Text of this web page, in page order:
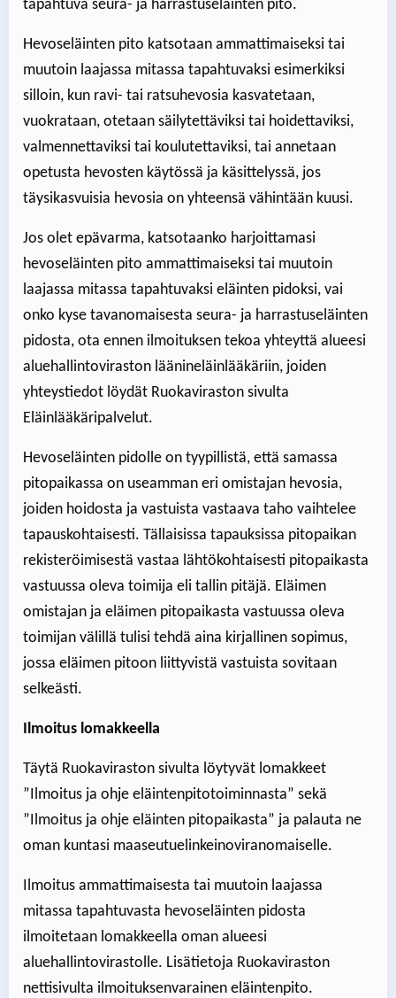
tapahtuva seura- ja harrastuseläinten pito.
Hevoseläinten pito katsotaan ammattimaiseksi tai
muutoin laajassa mitassa tapahtuvaksi esimerkiksi
silloin, kun ravi- tai ratsuhevosia kasvatetaan,
vuokrataan, otetaan säilytettäviksi tai hoidettaviksi,
valmennettaviksi tai koulutettaviksi, tai annetaan
opetusta hevosten käytössä ja käsittelyssä, jos
täysikasvuisia hevosia on yhteensä vähintään kuusi.
Jos olet epävarma, katsotaanko harjoittamasi
hevoseläinten pito ammattimaiseksi tai muutoin
laajassa mitassa tapahtuvaksi eläinten pidoksi, vai
onko kyse tavanomaisesta seura- ja harrastuseläinten
pidosta, ota ennen ilmoituksen tekoa yhteyttä alueesi
aluehallintoviraston läänineläinlääkäriin, joiden
yhteystiedot löydät Ruokaviraston sivulta
Eläinlääkäripalvelut.
Hevoseläinten pidolle on tyypillistä, että samassa
pitopaikassa on useamman eri omistajan hevosia,
joiden hoidosta ja vastuista vastaava taho vaihtelee
tapauskohtaisesti. Tällaisissa tapauksissa pitopaikan
rekisteröimisestä vastaa lähtökohtaisesti pitopaikasta
vastuussa oleva toimija eli tallin pitäjä. Eläimen
omistajan ja eläimen pitopaikasta vastuussa oleva
toimijan välillä tulisi tehdä aina kirjallinen sopimus,
jossa eläimen pitoon liittyvistä vastuista sovitaan
selkeästi.
Ilmoitus lomakkeella
Täytä Ruokaviraston sivulta löytyvät lomakkeet
”Ilmoitus ja ohje eläintenpitotoiminnasta” sekä
”Ilmoitus ja ohje eläinten pitopaikasta” ja palauta ne
oman kuntasi maaseutuelinkeinoviranomaiselle.
Ilmoitus ammattimaisesta tai muutoin laajassa
mitassa tapahtuvasta hevoseläinten pidosta
ilmoitetaan lomakkeella oman alueesi
aluehallintovirastolle. Lisätietoja Ruokaviraston
nettisivulta ilmoituksenvarainen eläintenpito.